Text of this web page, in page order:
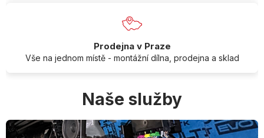
Prodejna v Praze
Vše na jednom místě - montážní dílna, prodejna a sklad
Naše služby